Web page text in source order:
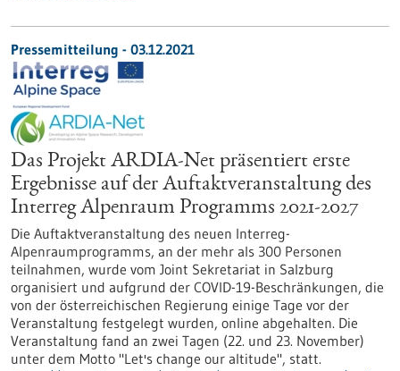
Pressemitteilung - 03.12.2021
Das Projekt ARDIA-Net präsentiert erste
Ergebnisse auf der Auftaktveranstaltung des
Interreg Alpenraum Programms 2021-2027
Die Auftaktveranstaltung des neuen Interreg-
Alpenraumprogramms, an der mehr als 300 Personen
teilnahmen, wurde vom Joint Sekretariat in Salzburg
organisiert und aufgrund der COVID-19-Beschränkungen, die
von der österreichischen Regierung einige Tage vor der
Veranstaltung festgelegt wurden, online abgehalten. Die
Veranstaltung fand an zwei Tagen (22. und 23. November)
unter dem Motto "Let's change our altitude", statt.